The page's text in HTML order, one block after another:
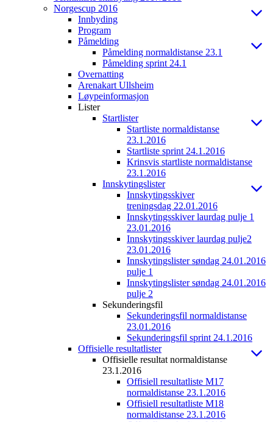
Norgescup 2016
Innbyding
Program
Påmelding
Påmelding normaldistanse 23.1
Påmelding sprint 24.1
Overnatting
Arenakart Ullsheim
Løypeinformasjon
Lister
Startlister
Startliste normaldistanse
23.1.2016
Startliste sprint 24.1.2016
Krinsvis startliste normaldistanse
23.1.2016
Innskytingslister
Innskytingsskiver
treningsdag 22.01.2016
Innskytingsskiver laurdag pulje 1
23.01.2016
Innskytingsskiver laurdag pulje2
23.01.2016
Innskytingslister søndag 24.01.2016
pulje 1
Innskytingslister søndag 24.01.2016
pulje 2
Sekunderingsfil
Sekunderingsfil normaldistanse
23.01.2016
Sekunderingsfil sprint 24.1.2016
Offisielle resultatlister
Offisielle resultat normaldistanse
23.1.2016
Offisiell resultatliste M17
normaldistanse 23.1.2016
Offisiell resultatliste M18
normaldistanse 23.1.2016